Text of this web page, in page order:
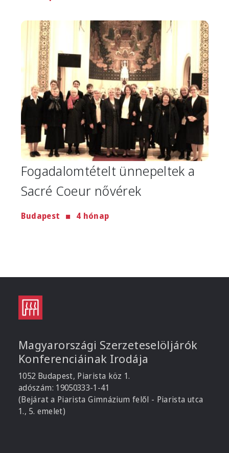
Image
Fogadalomtételt ünnepeltek a
Sacré Coeur nővérek
Budapest 4 hónap
Magyarországi Szerzeteselöljárók
Konferenciáinak Irodája
1052 Budapest, Piarista köz 1.
adószám: 19050333-1-41
(Bejárat a Piarista Gimnázium felől - Piarista utca
1., 5. emelet)